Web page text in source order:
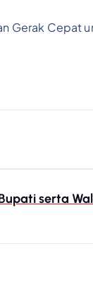
Gerak Cepat
serta